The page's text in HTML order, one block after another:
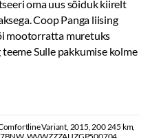
oma uus sõiduk kiirelt
Coop Panga liising
mootorratta muretuks
Sulle pakkumise kolme